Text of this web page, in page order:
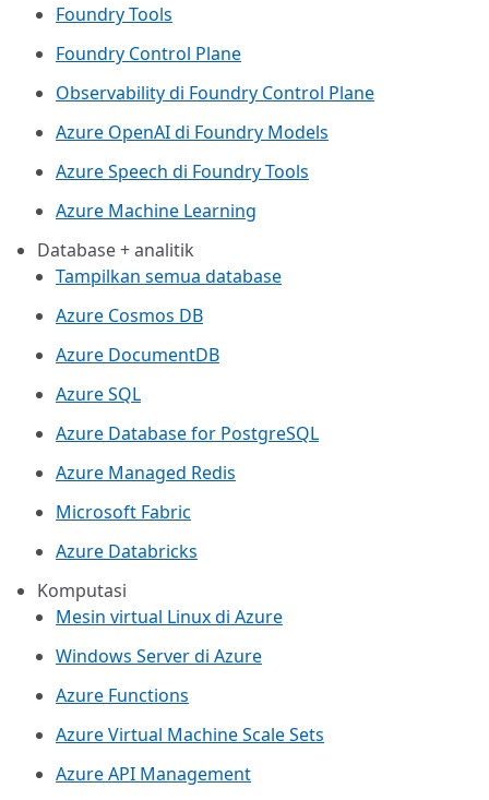
Foundry Tools
Foundry Control Plane
Observability di Foundry Control Plane
Azure OpenAI di Foundry Models
Azure Speech di Foundry Tools
Azure Machine Learning
Database + analitik
Tampilkan semua database
Azure Cosmos DB
Azure DocumentDB
Azure SQL
Azure Database for PostgreSQL
Azure Managed Redis
Microsoft Fabric
Azure Databricks
Komputasi
Mesin virtual Linux di Azure
Windows Server di Azure
Azure Functions
Azure Virtual Machine Scale Sets
Azure API Management